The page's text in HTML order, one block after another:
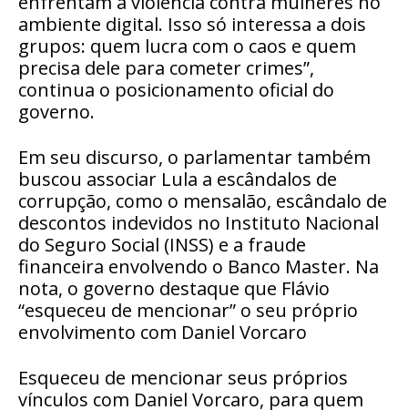
ambiente digital. Isso só interessa a dois
grupos: quem lucra com o caos e quem
precisa dele para cometer crimes”,
continua o posicionamento oficial do
governo.
Em seu discurso, o parlamentar também
buscou associar Lula a escândalos de
corrupção, como o mensalão, escândalo de
descontos indevidos no Instituto Nacional
do Seguro Social (INSS) e a fraude
financeira envolvendo o Banco Master. Na
nota, o governo destaque que Flávio
“esqueceu de mencionar” o seu próprio
envolvimento com Daniel Vorcaro
Esqueceu de mencionar seus próprios
vínculos com Daniel Vorcaro, para quem